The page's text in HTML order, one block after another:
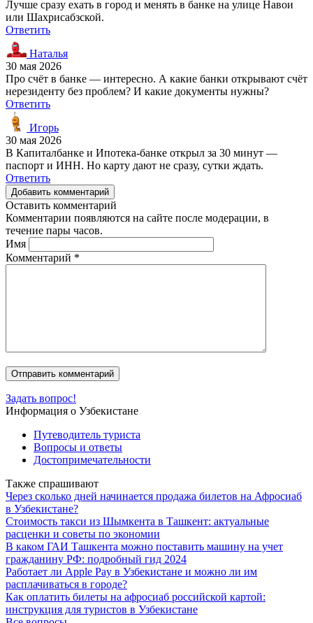
Лучше сразу ехать в город и менять в банке на улице Навои
или Шахрисабзской.
Ответить
Наталья
30 мая 2026
Про счёт в банке — интересно. А какие банки открывают счёт
нерезиденту без проблем? И какие документы нужны?
Ответить
Игорь
30 мая 2026
В Капиталбанке и Ипотека-банке открыл за 30 минут —
паспорт и ИНН. Но карту дают не сразу, сутки ждать.
Ответить
Добавить комментарий
Оставить комментарий
Комментарии появляются на сайте после модерации, в
течение пары часов.
Имя
Комментарий *
Задать вопрос!
Информация о Узбекистане
Путеводитель туриста
Вопросы и ответы
Достопримечательности
Также спрашивают
Через сколько дней начинается продажа билетов на Афросиаб
в Узбекистане?
Стоимость такси из Шымкента в Ташкент: актуальные
расценки и советы по экономии
В каком ГАИ Ташкента можно поставить машину на учет
гражданину РФ: подробный гид 2024
Работает ли Apple Pay в Узбекистане и можно ли им
расплачиваться в городе?
Как оплатить билеты на афросиаб российской картой:
инструкция для туристов в Узбекистане